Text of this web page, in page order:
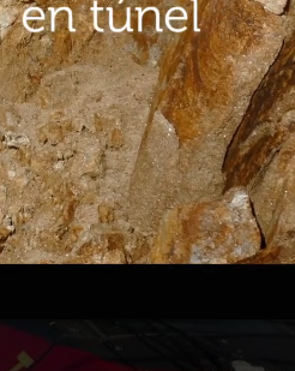
sin trenes de